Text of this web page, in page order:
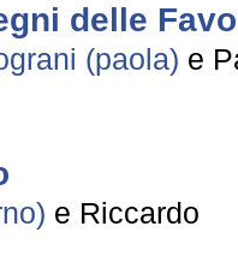
delle
(paola) e
e Riccardo